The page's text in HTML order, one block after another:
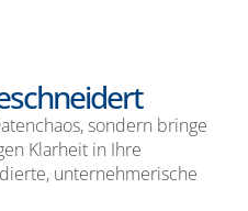
sondern bringe
Klarheit in Ihre
unternehmerische